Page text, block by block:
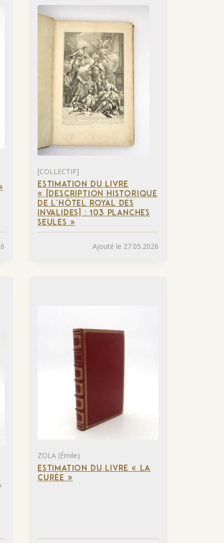
[COLLECTIF]
ESTIMATION DU LIVRE
« [DESCRIPTION HISTORIQUE
DE L’HÔTEL ROYAL DES
INVALIDES] : 103 PLANCHES
SEULES »
Ajouté le 27.05.2026
ZOLA (Émile)
ESTIMATION DU LIVRE « LA
CURÉE »